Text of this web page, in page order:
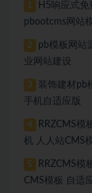
1
H5响应式
pbootcms网站
2
pb模板网站
业网站建设
3
装饰建材pb
手机自适应版
4
RRZCMS模
机 人人站CMS
5
RRZCMS模
CMS模板 自适